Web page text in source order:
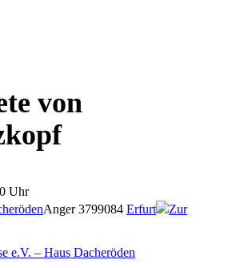
von
Uhr
Anger 3799084 Erfurt
Zur
e.V. – Haus Dacheröden